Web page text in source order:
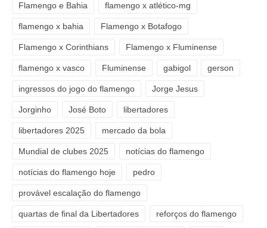
Flamengo e Bahia flamengo x atlético-mg
flamengo x bahia Flamengo x Botafogo
Flamengo x Corinthians Flamengo x Fluminense
flamengo x vasco Fluminense gabigol gerson
ingressos do jogo do flamengo Jorge Jesus
Jorginho José Boto libertadores
libertadores 2025 mercado da bola
Mundial de clubes 2025 notícias do flamengo
notícias do flamengo hoje pedro
provável escalação do flamengo
quartas de final da Libertadores reforços do flamengo